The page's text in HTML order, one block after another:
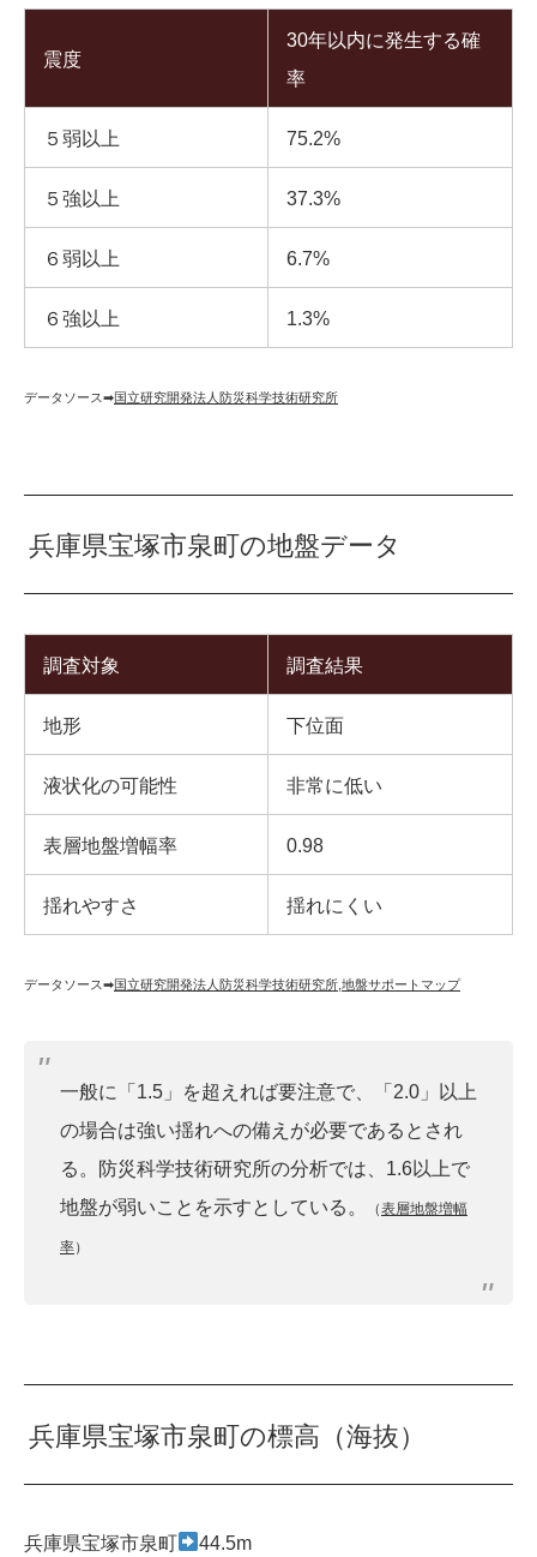
震度
30年以内に発生する確
率
５弱以上 75.2%
５強以上 37.3%
６弱以上 6.7%
６強以上 1.3%
データソース➡︎国立研究開発法人防災科学技術研究所
兵庫県宝塚市泉町の地盤データ
調査対象 調査結果
地形 下位面
液状化の可能性 非常に低い
表層地盤増幅率 0.98
揺れやすさ 揺れにくい
データソース➡︎国立研究開発法人防災科学技術研究所 地盤サポートマップ
一般に「1.5」を超えれば要注意で、「2.0」以上
の場合は強い揺れへの備えが必要であるとされ
る。防災科学技術研究所の分析では、1.6以上で
地盤が弱いことを示すとしている。
（表層地盤増幅
率）
兵庫県宝塚市泉町の標高（海抜）
兵庫県宝塚市泉町 44.5m